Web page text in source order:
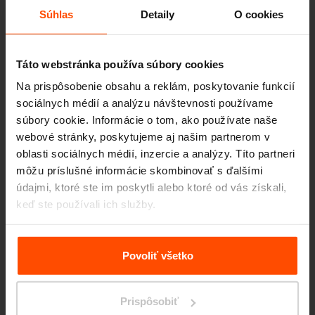
Súhlas Detaily O cookies
Táto webstránka používa súbory cookies
Na prispôsobenie obsahu a reklám, poskytovanie funkcií
sociálnych médií a analýzu návštevnosti používame
súbory cookie. Informácie o tom, ako používate naše
webové stránky, poskytujeme aj našim partnerom v
oblasti sociálnych médií, inzercie a analýzy. Títo partneri
môžu príslušné informácie skombinovať s ďalšími
údajmi, ktoré ste im poskytli alebo ktoré od vás získali,
keď ste používali ich služby.
Viac informácií nájdete na stránkeZásady zpracování
Povoliť všetko
Prispôsobiť
Všade dobre, vonku Cuby.
„Chceme žiť vonku. To je naše motto aj zmysel
tvorenia,“ hovorí dizajnér Viktor Šašinka
a spoluautor altánkuCuby. Pracovať, študovať,
stolovať alebo iba leňošiť. Z tejto potreby
a lásky k verejnému priestoru vznikol radCuby
Kubická štruktúra vykreslená v priestore pre
najrozmanitejšie využitie v akomkoľvek
mieste. Odolný a pevný rám je základom pre